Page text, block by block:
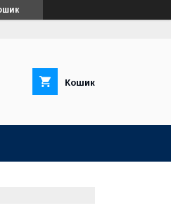
Кошик